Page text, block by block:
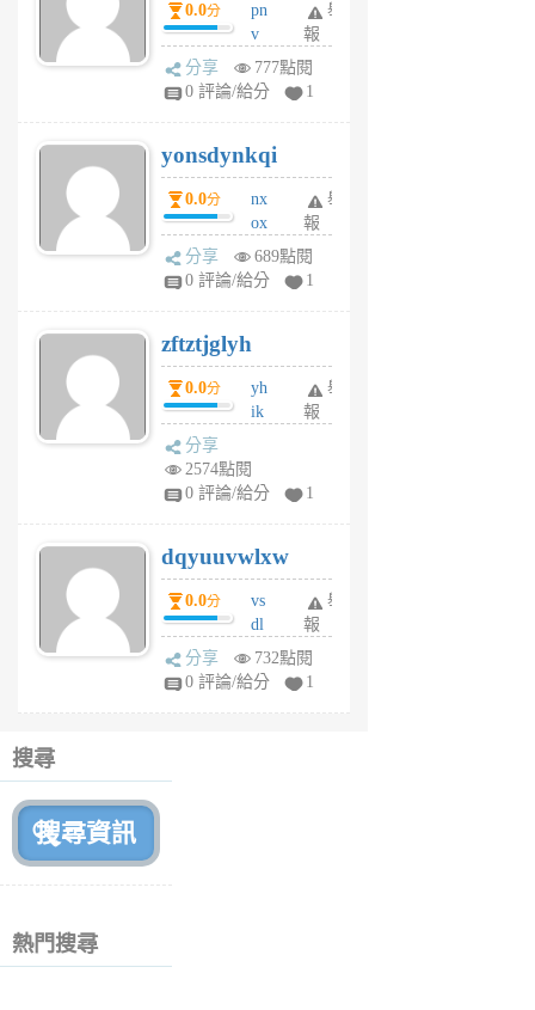
月
前
0.0分
pn
v
wt
sv
6
個
月
前
舉
報
分享
777點閱
0 評論/給分
1
yonsdynkqi
0.0分
nx
ox
rh
pe
月
前
舉
報
分享
689點閱
0 評論/給分
1
zftztjglyh
0.0分
yh
ik
tu
6
個
月
前
舉
報
分享
2574點閱
0 評論/給分
1
dqyuuvwlxw
0.0分
vs
dl
sq
fy
舉
報
分享
732點閱
0 評論/給分
1
搜尋
熱門搜尋